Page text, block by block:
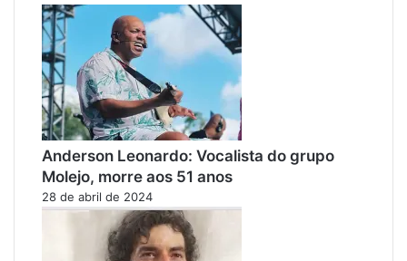
Anderson Leonardo: Vocalista do grupo
Molejo, morre aos 51 anos
28 de abril de 2024